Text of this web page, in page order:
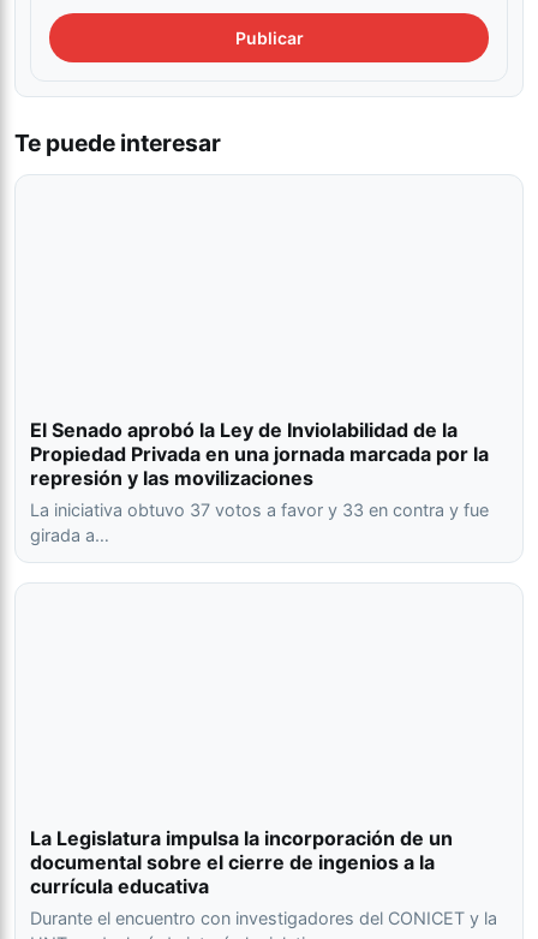
Te puede interesar
El Senado aprobó la Ley de Inviolabilidad de la
Propiedad Privada en una jornada marcada por la
represión y las movilizaciones
La iniciativa obtuvo 37 votos a favor y 33 en contra y fue
girada a…
La Legislatura impulsa la incorporación de un
documental sobre el cierre de ingenios a la
currícula educativa
Durante el encuentro con investigadores del CONICET y la